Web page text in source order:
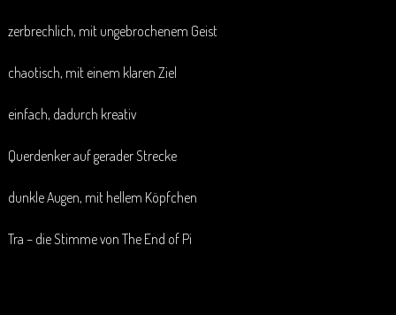
zerbrechlich, mit ungebrochenem Geist
chaotisch, mit einem klaren Ziel
einfach, dadurch kreativ
Querdenker auf gerader Strecke
dunkle Augen, mit hellem Köpfchen
Tra – die Stimme von The End of Pi